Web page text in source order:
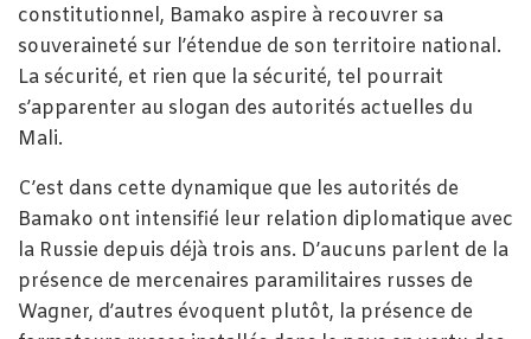
constitutionnel, Bamako aspire à recouvrer sa
souveraineté sur l’étendue de son territoire national.
La sécurité, et rien que la sécurité, tel pourrait
s’apparenter au slogan des autorités actuelles du
Mali.
C’est dans cette dynamique que les autorités de
Bamako ont intensifié leur relation diplomatique avec
la Russie depuis déjà trois ans. D’aucuns parlent de la
présence de mercenaires paramilitaires russes de
Wagner, d’autres évoquent plutôt, la présence de